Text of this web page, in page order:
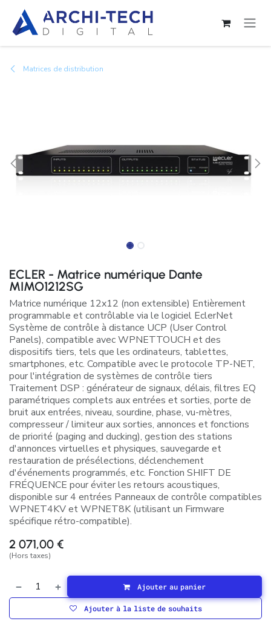
Matrices de distribution
ECLER - Matrice numérique Dante
MIMO1212SG
Matrice numérique 12x12 (non extensible) Entièrement
programmable et contrôlable via le logiciel EclerNet
Système de contrôle à distance UCP (User Control
Panels), compatible avec WPNETTOUCH et des
dispositifs tiers, tels que les ordinateurs, tablettes,
smartphones, etc. Compatible avec le protocole TP-NET,
pour l'intégration de systèmes de contrôle tiers
Traitement DSP : générateur de signaux, délais, filtres EQ
paramétriques complets aux entrées et sorties, porte de
bruit aux entrées, niveau, sourdine, phase, vu-mètres,
compresseur / limiteur aux sorties, annonces et fonctions
de priorité (paging and ducking), gestion des stations
d'annonces virtuelles et physiques, sauvegarde et
restauration de présélections, déclenchement
d'événements programmés, etc. Fonction SHIFT DE
FRÉQUENCE pour éviter les retours acoustiques,
disponible sur 4 entrées Panneaux de contrôle compatibles
WPNET4KV et WPNET8K (utilisant un Firmware
spécifique rétro-compatible).
2 071,00 €
(Hors taxes)
Ajouter au panier
Ajouter à la liste de souhaits